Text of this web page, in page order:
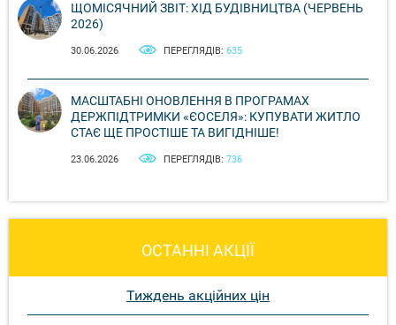
ЩОМІСЯЧНИЙ ЗВІТ: ХІД БУДІВНИЦТВА (ЧЕРВЕНЬ
2026)
30.06.2026 ПЕРЕГЛЯДІВ: 635
МАСШТАБНІ ОНОВЛЕННЯ В ПРОГРАМАХ
ДЕРЖПІДТРИМКИ «ЄОСЕЛЯ»: КУПУВАТИ ЖИТЛО
СТАЄ ЩЕ ПРОСТІШЕ ТА ВИГІДНІШЕ!
23.06.2026 ПЕРЕГЛЯДІВ: 736
ОСТАННІ АКЦІЇ
Тиждень акційних цін